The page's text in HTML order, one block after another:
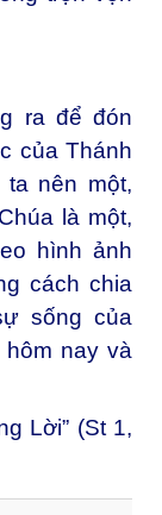
ra để đón
của Thánh
nên một,
là một,
hình ảnh
cách chia
sống của
nay và
Lời” (St 1,